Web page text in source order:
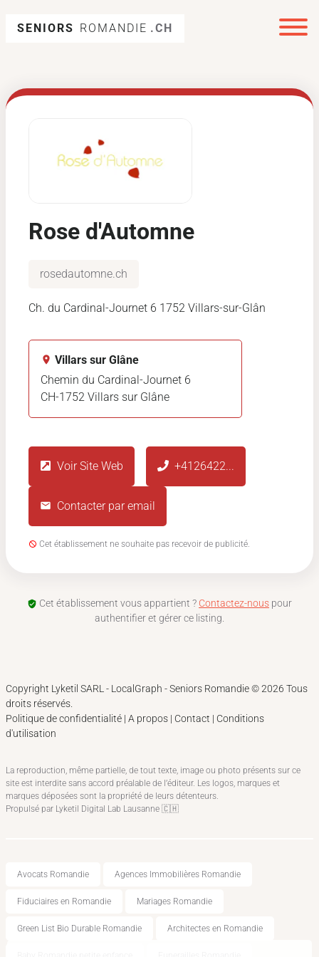
SENIORS ROMANDIE .CH
Rose d'Automne
rosedautomne.ch
Ch. du Cardinal-Journet 6 1752 Villars-sur-Glân
Villars sur Glâne
Chemin du Cardinal-Journet 6
CH-1752 Villars sur Glâne
Voir Site Web +4126422...
Contacter par email
Cet établissement ne souhaite pas recevoir de publicité.
Cet établissement vous appartient ? Contactez-nous pour
authentifier et gérer ce listing.
Copyright Lyketil SARL - LocalGraph -Seniors Romandie©2026 Tous
droits réservés.
Politique de confidentialité | A propos | Contact | Conditions
d'utilisation
La reproduction, même partielle, de tout texte, image ou photo présents sur ce
site est interdite sans accord préalable de l’éditeur. Les logos, marques et
marques déposées sont la propriété de leurs détenteurs.
Propulsé par Lyketil Digital Lab Lausanne 🇨🇭
Avocats Romandie Agences Immobilières Romandie
Fiduciaires en Romandie Mariages Romandie
Green List Bio Durable Romandie Architectes en Romandie